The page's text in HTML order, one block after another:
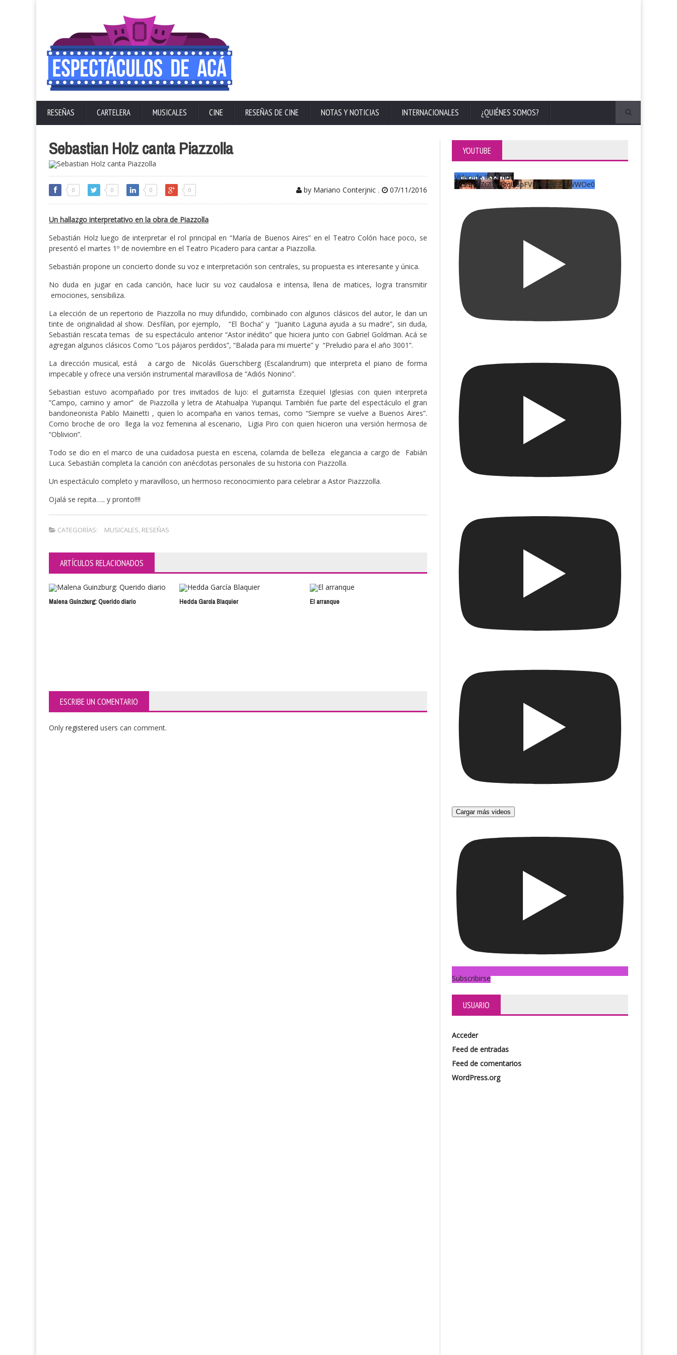
RESEÑAS CARTELERA MUSICALES CINE RESEÑAS DE CINE NOTAS Y NOTICIAS INTERNACIONALES ¿QUIÉNES SOMOS?
Sebastian Holz canta Piazzolla
0 0 0 0 by Mariano Conterjnic , 07/11/2016
Un hallazgo interpretativo en la obra de Piazzolla
Sebastián Holz luego de interpretar el rol principal en “María de Buenos Aires” en el Teatro Colón hace poco, se
presentó el martes 1º de noviembre en el Teatro Picadero para cantar a Piazzolla.
Sebastián propone un concierto donde su voz e interpretación son centrales, su propuesta es interesante y única.
No duda en jugar en cada canción, hace lucir su voz caudalosa e intensa, llena de matices, logra transmitir
emociones, sensibiliza.
La elección de un repertorio de Piazzolla no muy difundido, combinado con algunos clásicos del autor, le dan un
tinte de originalidad al show. Desfilan, por ejemplo, “El Bocha” y “Juanito Laguna ayuda a su madre”, sin duda,
Sebastián rescata temas de su espectáculo anterior “Astor inédito” que hiciera junto con Gabriel Goldman. Acá se
agregan algunos clásicos Como “Los pájaros perdidos”, “Balada para mi muerte” y “Preludio para el año 3001”.
La dirección musical, está a cargo de Nicolás Guerschberg (Escalandrum) que interpreta el piano de forma
impecable y ofrece una versión instrumental maravillosa de “Adiós Nonino”.
Sebastian estuvo acompañado por tres invitados de lujo: el guitarrista Ezequiel Iglesias con quien interpreta
”Campo, camino y amor” de Piazzolla y letra de Atahualpa Yupanqui. También fue parte del espectáculo el gran
bandoneonista Pablo Mainetti , quien lo acompaña en varios temas, como “Siempre se vuelve a Buenos Aires”.
Como broche de oro llega la voz femenina al escenario, Ligia Piro con quien hicieron una versión hermosa de
“Oblivion”.
Todo se dio en el marco de una cuidadosa puesta en escena, colamda de belleza elegancia a cargo de Fabián
Luca. Sebastián completa la canción con anécdotas personales de su historia con Piazzolla.
Un espectáculo completo y maravilloso, un hermoso reconocimiento para celebrar a Astor Piazzzolla.
Ojalá se repita….. y pronto!!!!
CATEGORÍAS: MUSICALES, RESEÑAS
ARTÍCULOS RELACIONADOS
Malena Guinzburg: Querido diario Hedda García Blaquier El arranque Abre tus alas
ESCRIBE UN COMENTARIO
Only registered users can comment.
YOUTUBE
Vídeo de YouTube
UCKqYjiZi7lzy6gqU6pFVFiA_A3EZ9JWWOe0
Cargar más videos
Subscribirse
USUARIO
Acceder
Feed de entradas
Feed de comentarios
WordPress.org